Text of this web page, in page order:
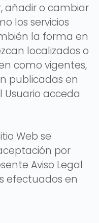
añadir o cambiar
los servicios
la forma en
localizados o
como vigentes,
publicadas en
acceda
Web se
por
Aviso Legal
efectuados en